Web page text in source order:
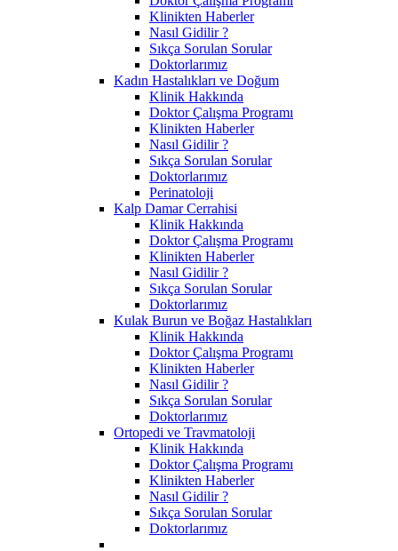
Klinikten Haberler
Nasıl Gidilir ?
Sıkça Sorulan Sorular
Doktorlarımız
Kadın Hastalıkları ve Doğum
Klinik Hakkında
Doktor Çalışma Programı
Klinikten Haberler
Nasıl Gidilir ?
Sıkça Sorulan Sorular
Doktorlarımız
Perinatoloji
Kalp Damar Cerrahisi
Klinik Hakkında
Doktor Çalışma Programı
Klinikten Haberler
Nasıl Gidilir ?
Sıkça Sorulan Sorular
Doktorlarımız
Kulak Burun ve Boğaz Hastalıkları
Klinik Hakkında
Doktor Çalışma Programı
Klinikten Haberler
Nasıl Gidilir ?
Sıkça Sorulan Sorular
Doktorlarımız
Ortopedi ve Travmatoloji
Klinik Hakkında
Doktor Çalışma Programı
Klinikten Haberler
Nasıl Gidilir ?
Sıkça Sorulan Sorular
Doktorlarımız